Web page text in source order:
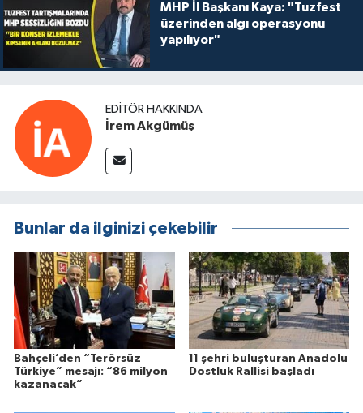
MHP İl Başkanı Kaya: "Tuzfest
üzerinden algı operasyonu
yapılıyor"
EDITÖR HAKKINDA
İrem Akgümüş
Bunlar da ilginizi çekebilir
Bahçeli’den “Terörsüz
Türkiye” mesajı: “86 milyon
kazanacak”
11 şehri buluşturan Anadolu
Dostluk Rallisi başladı